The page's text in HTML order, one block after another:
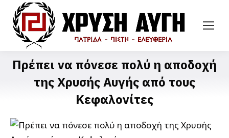
Πρέπει να πόνεσε πολύ η αποδοχή
της Χρυσής Αυγής από τους
Κεφαλονίτες